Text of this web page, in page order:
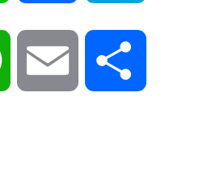
WhatsApp Email